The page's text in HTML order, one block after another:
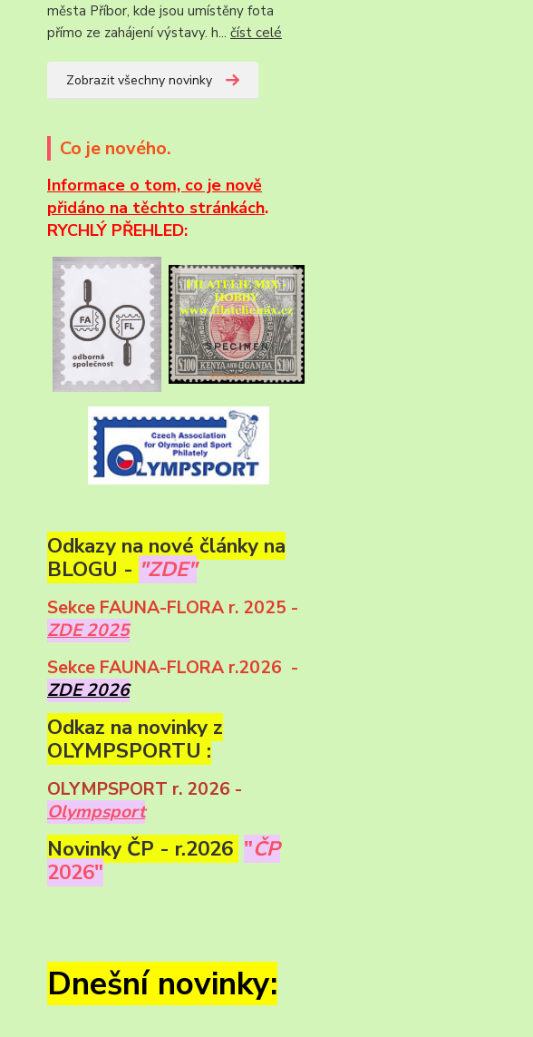
města Příbor, kde jsou umístěny fota
přímo ze zahájení výstavy. h... číst celé
Zobrazit všechny novinky
Co je nového.
Informace o tom, co je nově
přidáno na těchto stránkách.
RYCHLÝ PŘEHLED:
Odkazy na nové články na
BLOGU - "ZDE"
Sekce FAUNA-FLORA r. 2025 -
ZDE 2025
Sekce FAUNA-FLORA r.2026 -
ZDE 2026
Odkaz na novinky z
OLYMPSPORTU :
OLYMPSPORT r. 2026 -
Olympsport
Novinky ČP - r.2026 "ČP
2026"
Dnešní novinky: